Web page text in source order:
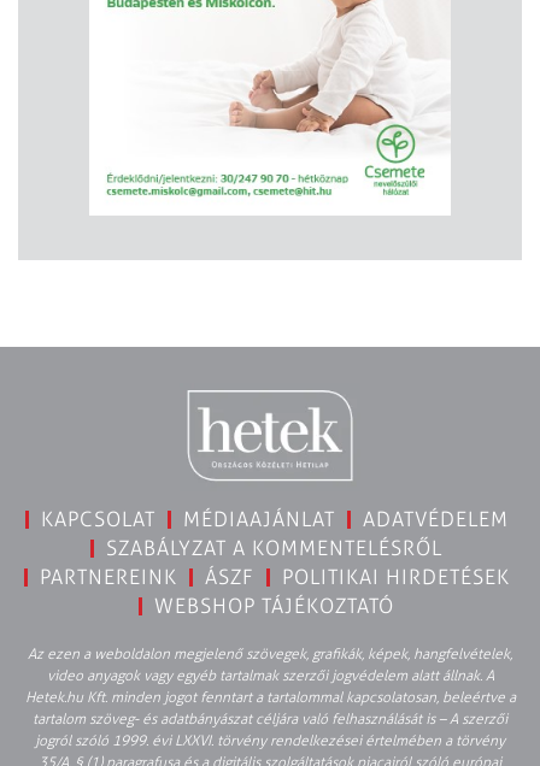
KAPCSOLAT MÉDIAAJÁNLAT
ADATVÉDELEM
SZABÁLYZAT A KOMMENTELÉSRŐL
PARTNEREINK
ÁSZF
POLITIKAI HIRDETÉSEK
WEBSHOP TÁJÉKOZTATÓ
Az ezen a weboldalon megjelenő szövegek, grafikák, képek, hangfelvételek,
video anyagok vagy egyéb tartalmak szerzői jogvédelem alatt állnak. A
Hetek.hu Kft. minden jogot fenntart a tartalommal kapcsolatosan, beleértve a
tartalom szöveg- és adatbányászat céljára való felhasználását is – A szerzői
jogról szóló 1999. évi LXXVI. törvény rendelkezései értelmében a törvény
35/A. § (1) paragrafusa és a digitális szolgáltatások piacairól szóló európai